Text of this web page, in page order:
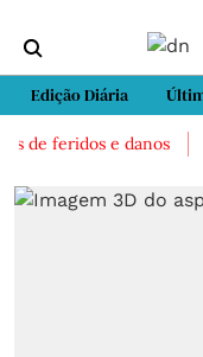
Edição Diária
feridos e danos